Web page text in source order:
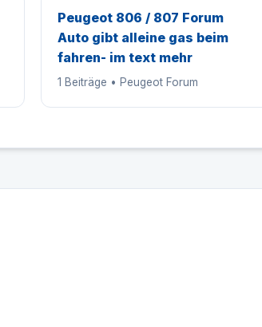
Peugeot 806 / 807 Forum
Auto gibt alleine gas beim
fahren- im text mehr
1 Beiträge • Peugeot Forum